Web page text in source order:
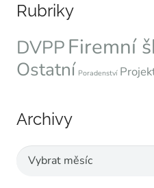
Rubriky
DVPPFiremní
Ostatní Poradenství
Archivy
Archivy